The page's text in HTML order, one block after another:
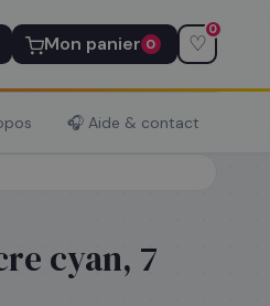
Mon panier 0 ♡
0
🎧 Aide & contact
cyan, 7